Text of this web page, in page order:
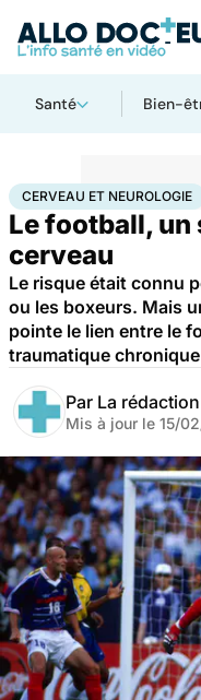
Santé Bien-
AccueilSantéMaladies
CERVEAU ET NEUROLOGIE
Le football, un
cerveau
Le risque était connu
ou les boxeurs. Mais
pointe le lien entre le
traumatique
Par La
Mis à jour le 15/